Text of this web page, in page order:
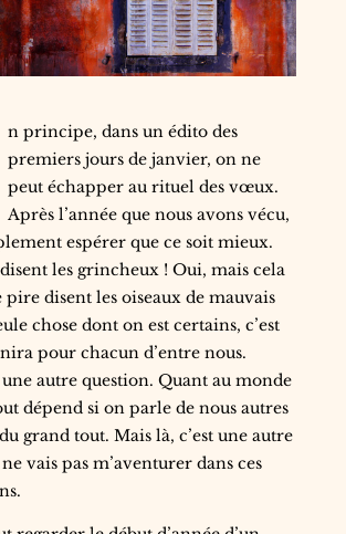
n principe, dans un édito des
premiers jours de janvier, on ne
peut échapper au rituel des vœux.
Après l’année que nous avons vécu,
espérer que ce soit mieux.
les grincheux ! Oui, mais cela
disent les oiseaux de mauvais
chose dont on est certains, c’est
pour chacun d’entre nous.
une autre question. Quant au monde
dépend si on parle de nous autres
grand tout. Mais là, c’est une autre
vais pas m’aventurer dans ces